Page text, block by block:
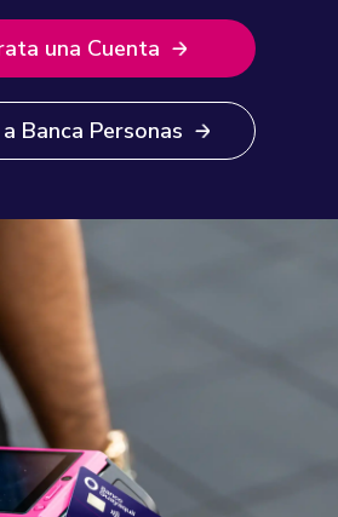
una Cuenta
Banca Personas